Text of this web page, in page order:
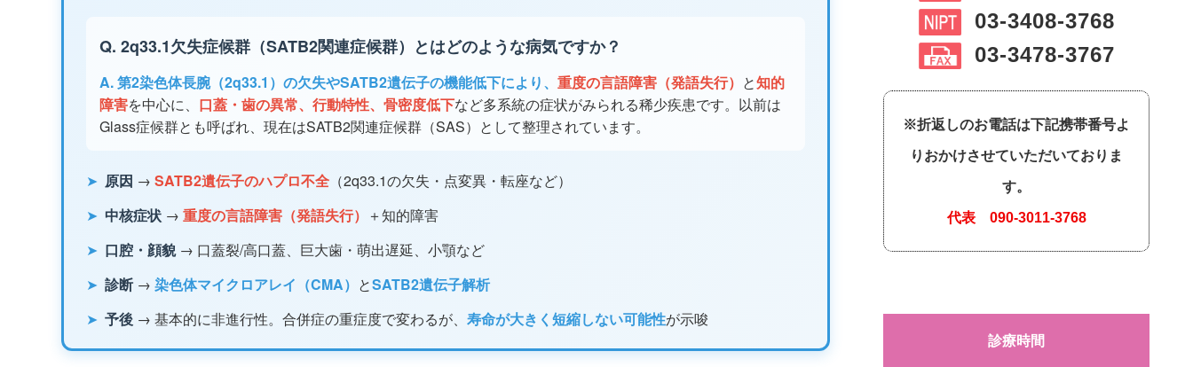
Q. 2q33.1欠失症候群（SATB2関連症候群）とはどのような病気ですか？
A. 第2染色体長腕（2q33.1）の欠失やSATB2遺伝子の機能低下により、 重度の言語障害（発語失行） と知的
障害を中心に、 口蓋・歯の異常、行動特性、骨密度低下など多系統の症状がみられる稀少疾患です。以前は
Glass症候群とも呼ばれ、現在はSATB2関連症候群（SAS）として整理されています。
➤ 原因 → SATB2遺伝子のハプロ不全（2q33.1の欠失・点変異・転座など）
➤ 中核症状→ 重度の言語障害（発語失行） ＋知的障害
➤ 口腔・顔貌→ 口蓋裂/高口蓋、巨大歯・萌出遅延、小顎など
➤ 診断→ 染色体マイクロアレイ（CMA） とSATB2遺伝子解析
➤ 予後→ 基本的に非進行性。合併症の重症度で変わるが、 寿命が大きく短縮しない可能性が示唆
03-3408-3768
03-3478-3767
※折返しのお電話は下記携帯番号よ
りおかけさせていただいておりま
す。
代表 090-3011-3768
診療時間